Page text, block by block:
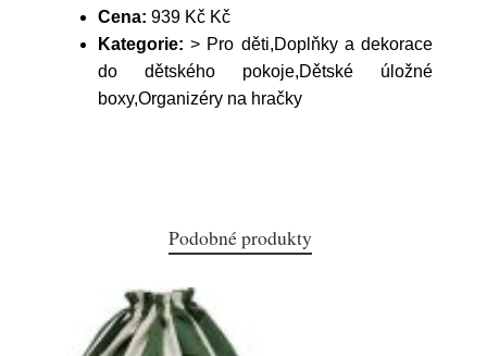
Cena: 939 Kč Kč
Kategorie: > Pro děti,Doplňky a dekorace
do dětského pokoje,Dětské úložné
boxy,Organizéry na hračky
Podobné produkty